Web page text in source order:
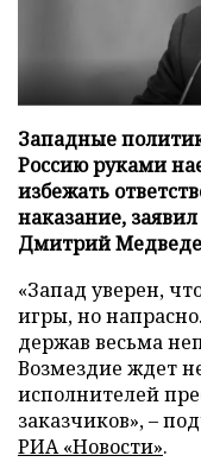
Западные
Россию руками
избежать
наказание,
Дмитрий
«Запад уверен,
игры, но
держав весьма
Возмездие ждет
исполнителей
заказчиков», –
РИА «Новости».